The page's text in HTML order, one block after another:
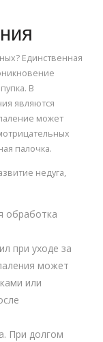
Единственная
В
являются
может
палочка.
недуга,
обработка
при уходе за
может
или
При долгом